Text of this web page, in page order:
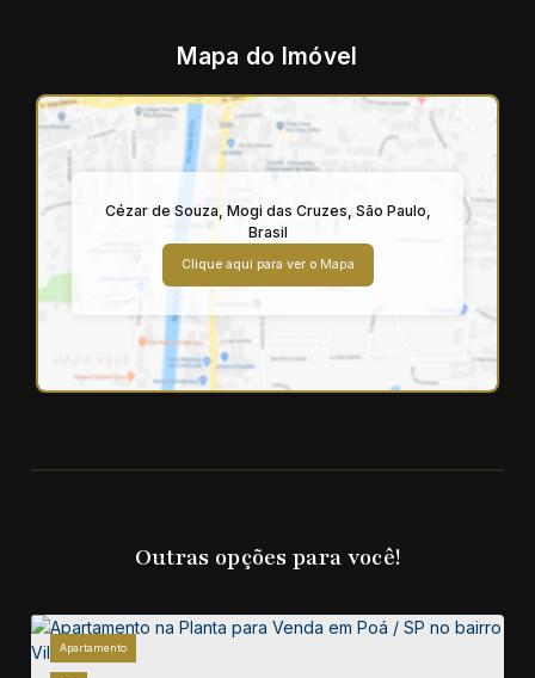
Mapa do Imóvel
Cézar de Souza, Mogi das Cruzes, São Paulo,
Brasil
Clique aqui para ver o Mapa
Outras opções para você!
Apartamento